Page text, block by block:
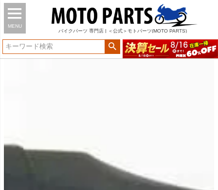
MENU
バイク パーツ 専門店 | ＜公式＞モトパーツ(MOTO PARTS)